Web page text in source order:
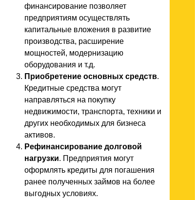
финансирование позволяет
предприятиям осуществлять
капитальные вложения в развитие
производства, расширение
мощностей, модернизацию
оборудования и т.д.
Приобретение основных средств.
Кредитные средства могут
направляться на покупку
недвижимости, транспорта, техники и
других необходимых для бизнеса
активов.
Рефинансирование долговой
нагрузки. Предприятия могут
оформлять кредиты для погашения
ранее полученных займов на более
выгодных условиях.